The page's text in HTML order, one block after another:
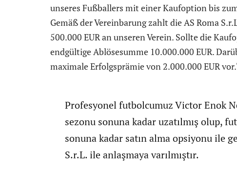
unseres Fußballers mit einer Kaufoption bis
Gemäß der Vereinbarung zahlt die AS Roma
500.000 EUR an unseren Verein. Sollte die
endgültige Ablösesumme 10.000.000 EUR.
maximale Erfolgsprämie von 2.000.000 EUR
Profesyonel futbolcumuz Victor Enok
sezonu sonuna kadar uzatılmış olup,
sonuna kadar satın alma opsiyonu ile
S.r.L. ile anlaşmaya varılmıştır.